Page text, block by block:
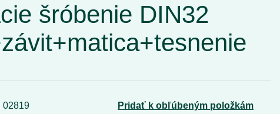
šróbenie DIN32
02819 Pridať k obľúbeným položkám